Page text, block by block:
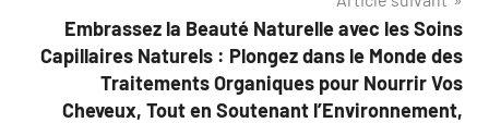
Embrassez la Beauté Naturelle avec les Soins
Capillaires Naturels : Plongez dans le Monde des
Traitements Organiques pour Nourrir Vos
Cheveux, Tout en Soutenant l’Environnement,